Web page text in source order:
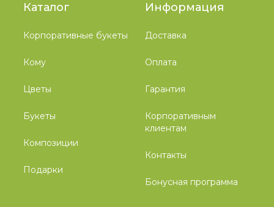
Каталог
Корпоративные букеты
Кому
Цветы
Букеты
Композиции
Подарки
Информация
Доставка
Оплата
Гарантия
Корпоративным
клиентам
Контакты
Бонусная программа